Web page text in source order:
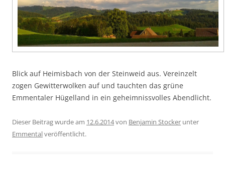
Blick auf Heimisbach von der Steinweid aus. Vereinzelt
zogen Gewitterwolken auf und tauchten das grüne
Emmentaler Hügelland in ein geheimnissvolles Abendlicht.
Dieser Beitrag wurde am 12.6.2014von Benjamin Stocker unter
Emmentalveröffentlicht.